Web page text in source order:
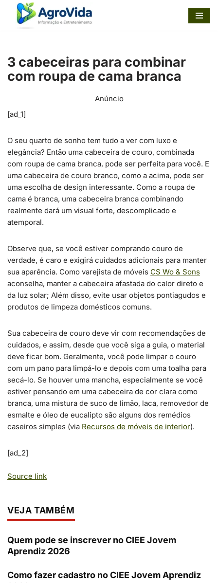
Pular
conteúdo
3 cabeceiras para combinar
com roupa de cama branca
Anúncio
[ad_1]
O seu quarto de sonho tem tudo a ver com luxo e
elegância? Então uma cabeceira de couro, combinada
com roupa de cama branca, pode ser perfeita para você. E
uma cabeceira de couro branco, como a acima, pode ser
uma escolha de design interessante. Como a roupa de
cama é branca, uma cabeceira branca combinando
realmente dará um visual forte, descomplicado e
atemporal.
Observe que, se você estiver comprando couro de
verdade, é caro e exigirá cuidados adicionais para manter
sua aparência. Como varejista de móveis CS Wo & Sons
aconselha, manter a cabeceira afastada do calor direto e
da luz solar; Além disso, evite usar objetos pontiagudos e
produtos de limpeza domésticos comuns.
Sua cabeceira de couro deve vir com recomendações de
cuidados, e assim, desde que você siga a guia, o material
deve ficar bom. Geralmente, você pode limpar o couro
com um pano para limpá-lo e depois com uma toalha para
secá-lo. Se houver uma mancha, especialmente se você
estiver pensando em uma cabeceira de cor clara como
branca, uma mistura de suco de limão, laca, removedor de
esmalte e óleo de eucalipto são alguns dos remédios
caseiros simples (via Recursos de móveis de interior).
[ad_2]
Source link
VEJA TAMBÉM
Quem pode se inscrever no CIEE Jovem
Aprendiz 2026
Como fazer cadastro no CIEE Jovem Aprendiz